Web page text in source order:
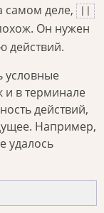
самом деле,
Он нужен
действий.
условные
и в терминале
действий,
Например,
удалось